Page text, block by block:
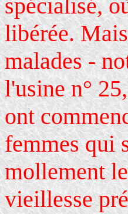
spécialisé,
libérée.
malades -
l'usine n°
ont
femmes qui
mollement
vieillesse